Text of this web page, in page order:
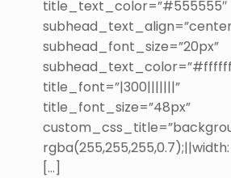
title_text_color=”#555555″
subhead_font_size=”20px”
title_font=”|300|||||||”
title_font_size=”48px”
[…]